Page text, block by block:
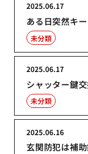
ある日突然キ
2025.06.17
未分類
シャッター鍵
2025.06.17
未分類
玄関防犯は補
2025.06.16